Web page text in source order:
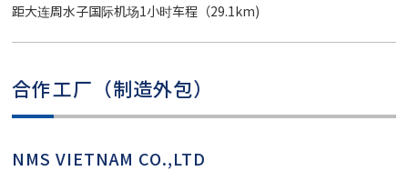
距大连周水子国际机场1小时车程（29.1km)
合作工厂（制造外包）
NMS VIETNAM CO.,LTD